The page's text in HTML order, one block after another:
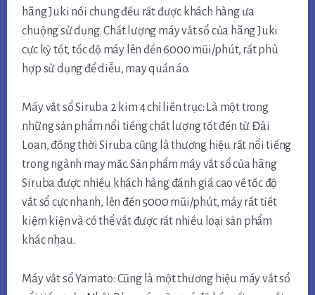
hãng Juki nói chung đều rất được khách hàng ưa
chuộng sử dụng. Chất lượng máy vắt sổ của hãng Juki
cực kỳ tốt, tốc độ máy lên đến 6000 mũi/phút, rất phù
hợp sử dụng để diễu, may quần áo.
Máy vắt sổ Siruba 2 kim 4 chỉ liền trục: Là một trong
những sản phẩm nổi tiếng chất lượng tốt đến từ Đài
Loan, đồng thời Siruba cũng là thương hiệu rất nổi tiếng
trong ngành may măc. Sản phẩm máy vắt sổ của hãng
Siruba được nhiều khách hàng đánh giá cao về tốc độ
vắt sổ cực nhanh, lên đến 5000 mũi/phút, máy rất tiết
kiệm kiện và có thể vắt được rất nhiều loại sản phẩm
khác nhau.
Máy vắt sổ Yamato: Cũng là một thương hiệu máy vắt sổ